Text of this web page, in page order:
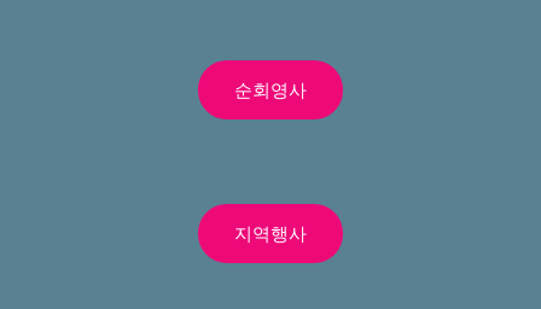
순회영사
지역행사